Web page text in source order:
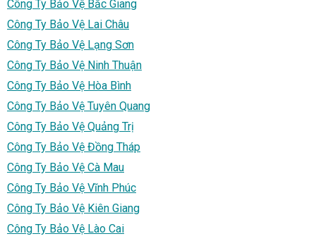
Công Ty Bảo Vệ Bắc Giang
Công Ty Bảo Vệ Lai Châu
Công Ty Bảo Vệ Lạng Sơn
Công Ty Bảo Vệ Ninh Thuận
Công Ty Bảo Vệ Hòa Bình
Công Ty Bảo Vệ Tuyên Quang
Công Ty Bảo Vệ Quảng Trị
Công Ty Bảo Vệ Đồng Tháp
Công Ty Bảo Vệ Cà Mau
Công Ty Bảo Vệ Vĩnh Phúc
Công Ty Bảo Vệ Kiên Giang
Công Ty Bảo Vệ Lào Cai